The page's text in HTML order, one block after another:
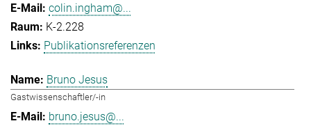
colin.ingham@...
K-2.228
Publikationsreferenzen
Bruno Jesus
Gastwissenschaftler/-in
bruno.jesus@...